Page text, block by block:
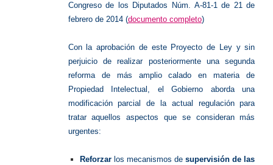
Congreso de los Diputados Núm. A-81-1 de 21 de
febrero de 2014 (documento completo)
Con la aprobación de este Proyecto de Ley y sin
perjuicio de realizar posteriormente una segunda
reforma de más amplio calado en materia de
Propiedad Intelectual, el Gobierno aborda una
modificación parcial de la actual regulación para
tratar aquellos aspectos que se consideran más
urgentes:
Reforzar los mecanismos desupervisión de las